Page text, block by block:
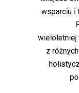
wsparciu i
wieloletniej
z